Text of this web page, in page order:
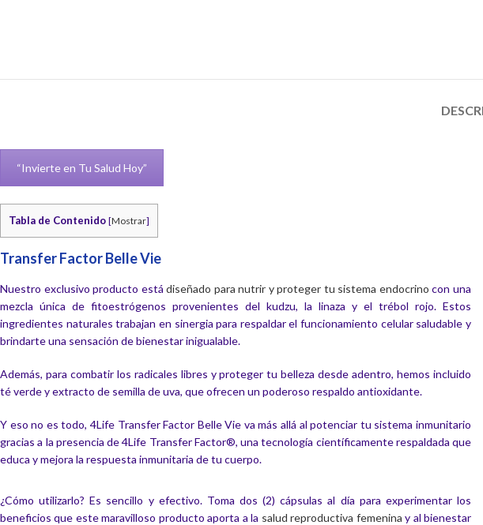
“Invierte en Tu Salud Hoy”
Tabla de Contenido [Mostrar]
Transfer Factor Belle Vie
Nuestro exclusivo producto está diseñado para nutrir y proteger tu sistema endocrino con una
mezcla única de fitoestrógenos provenientes del kudzu, la linaza y el trébol rojo. Estos
ingredientes naturales trabajan en sinergia para respaldar el funcionamiento celular saludable y
brindarte una sensación de bienestar inigualable.
Además, para combatir los radicales libres y proteger tu belleza desde adentro, hemos incluido
té verde y extracto de semilla de uva, que ofrecen un poderoso respaldo antioxidante.
Y eso no es todo, 4Life Transfer Factor Belle Vie va más allá al potenciar tu sistema inmunitario
gracias a la presencia de 4Life Transfer Factor®, una tecnología científicamente respaldada que
educa y mejora la respuesta inmunitaria de tu cuerpo.
¿Cómo utilizarlo? Es sencillo y efectivo. Toma dos (2) cápsulas al día para experimentar los
beneficios que este maravilloso producto aporta a la salud reproductiva femenina y al bienestar